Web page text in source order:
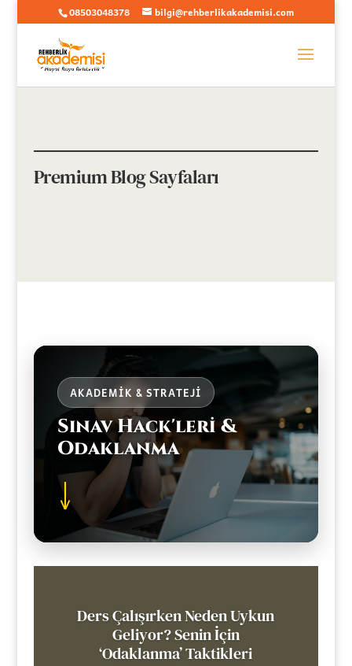
08503048378 bilgi@rehberlikakademisi.com
Premium Blog Sayfaları
AKADEMIK & STRATEJI
Sınav Hack'leri &
Odaklanma
↓
Ders Çalışırken Neden Uykun
Geliyor? Senin İçin
‘Odaklanma’ Taktikleri